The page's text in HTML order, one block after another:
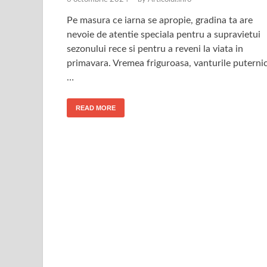
Pe masura ce iarna se apropie, gradina ta are
nevoie de atentie speciala pentru a supravietui
sezonului rece si pentru a reveni la viata in
primavara. Vremea friguroasa, vanturile
…
READ MORE